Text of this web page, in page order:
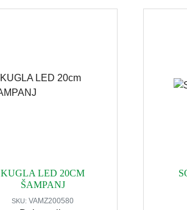
KUGLA LED 20CM
ŠAMPANJ
SKU:VAMZ200580